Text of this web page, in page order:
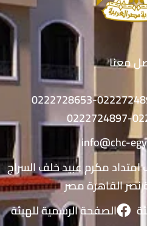
معنا
0222728653-
0222724897-
info@chc-
امتداد مكرم عبيد خلف السراج
القاهرة مصر
الصفحة الرسمية للهيئة